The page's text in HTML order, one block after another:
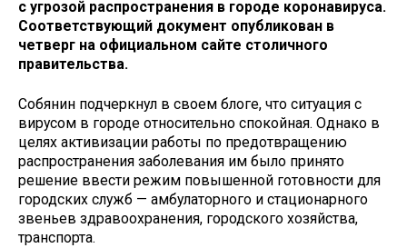
с угрозой распространения в городе коронавируса.
Соответствующий документ опубликован в
четверг на официальном сайте столичного
правительства.
Собянин подчеркнул в своем блоге, что ситуация с
вирусом в городе относительно спокойная. Однако в
целях активизации работы по предотвращению
распространения заболевания им было принято
решение ввести режим повышенной готовности для
городских служб — амбулаторного и стационарного
звеньев здравоохранения, городского хозяйства,
транспорта.